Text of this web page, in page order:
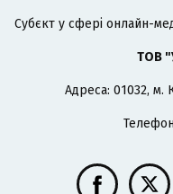
Cубєкт у сфері онлайн-
ТОВ
Адреса: 01032, м.